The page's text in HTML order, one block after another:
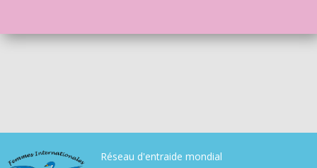
Réseau d'entraide mondial